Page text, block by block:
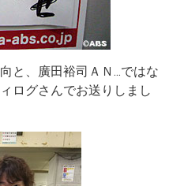
と、廣田裕司ＡＮ...ではな
ログさんでお送りしまし